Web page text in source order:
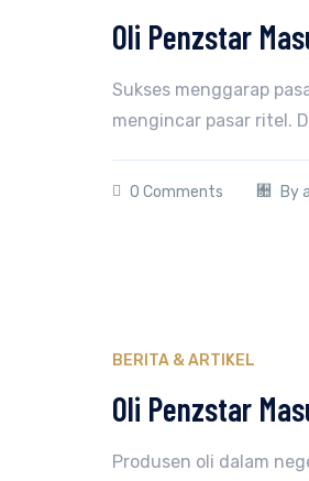
Oli Penzstar
Sukses menggarap
mengincar pasar ritel.
0 Comments By
BERITA & ARTIKEL
Oli Penzstar
Produsen oli dalam